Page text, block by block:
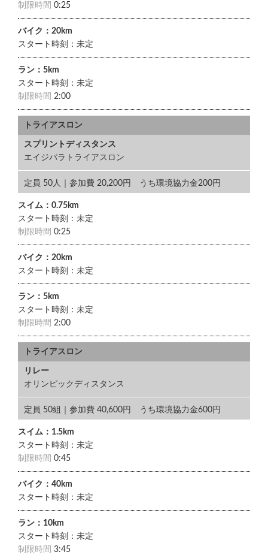
制限時間 0:25
バイク：20km
スタート時刻：未定
ラン：5km
スタート時刻：未定
制限時間 2:00
トライアスロン
スプリントディスタンス
エイジパラトライアスロン
定員 50人｜参加費 20,200円 うち環境協力金200円
スイム：0.75km
スタート時刻：未定
制限時間 0:25
バイク：20km
スタート時刻：未定
ラン：5km
スタート時刻：未定
制限時間 2:00
トライアスロン
リレー
オリンピックディスタンス
定員 50組｜参加費 40,600円 うち環境協力金600円
スイム：1.5km
スタート時刻：未定
制限時間 0:45
バイク：40km
スタート時刻：未定
ラン：10km
スタート時刻：未定
制限時間 3:45